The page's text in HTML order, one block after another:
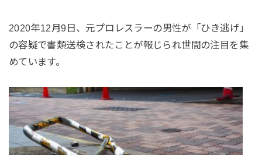
2020年12月9日、元プロレスラーの男性が「ひき逃げ」
の容疑で書類送検されたことが報じられ世間の注目を集
めています。